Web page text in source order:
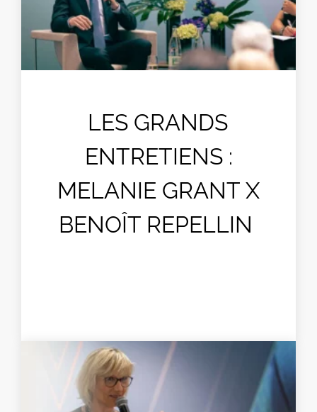
LES GRANDS
ENTRETIENS :
MELANIE GRANT X
BENOÎT REPELLIN